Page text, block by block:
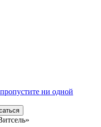
ни одной